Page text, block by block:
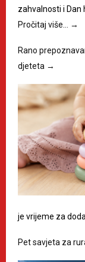
zahvalnosti i Dan
Pročitaj više…
→
Rano
djeteta →
je vrijeme za
Pet savjeta za